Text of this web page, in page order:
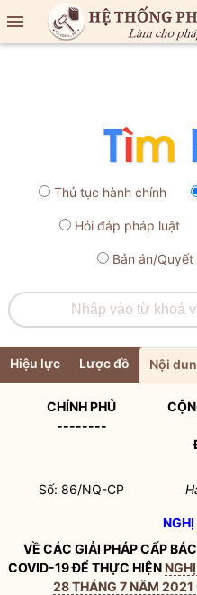

Thủ tục hành chính
Hỏi đáp pháp luật
Bản án/Quyết
Hiệu lực Lược đồ Nội
CHÍNH PHỦ
--------
Số: 86/NQ-CP
VỀ CÁC GIẢI PHÁP CẤP
COVID-19 ĐỂ THỰC HIỆN
28 THÁNG 7 NĂM 2021